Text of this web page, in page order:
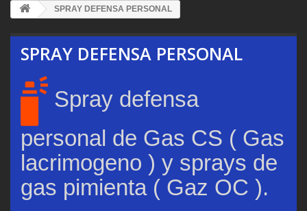
SPRAY DEFENSA PERSONAL
SPRAY DEFENSA PERSONAL
Spray defensa
personal de Gas CS ( Gas
lacrimogeno ) y sprays de
gas pimienta ( Gaz OC ).